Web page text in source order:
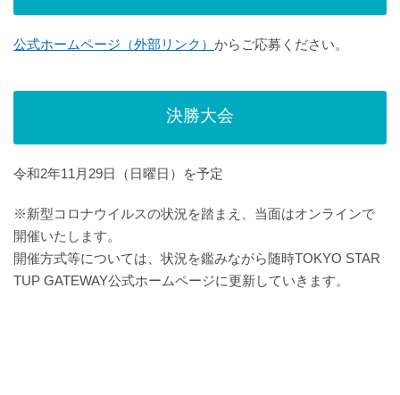
公式ホームページ（外部リンク） からご応募ください。
決勝大会
令和2年11月29日（日曜日）を予定
※新型コロナウイルスの状況を踏まえ、当面はオンラインで
開催いたします。
開催方式等については、状況を鑑みながら随時TOKYO STAR
TUP GATEWAY公式ホームページに更新していきます。